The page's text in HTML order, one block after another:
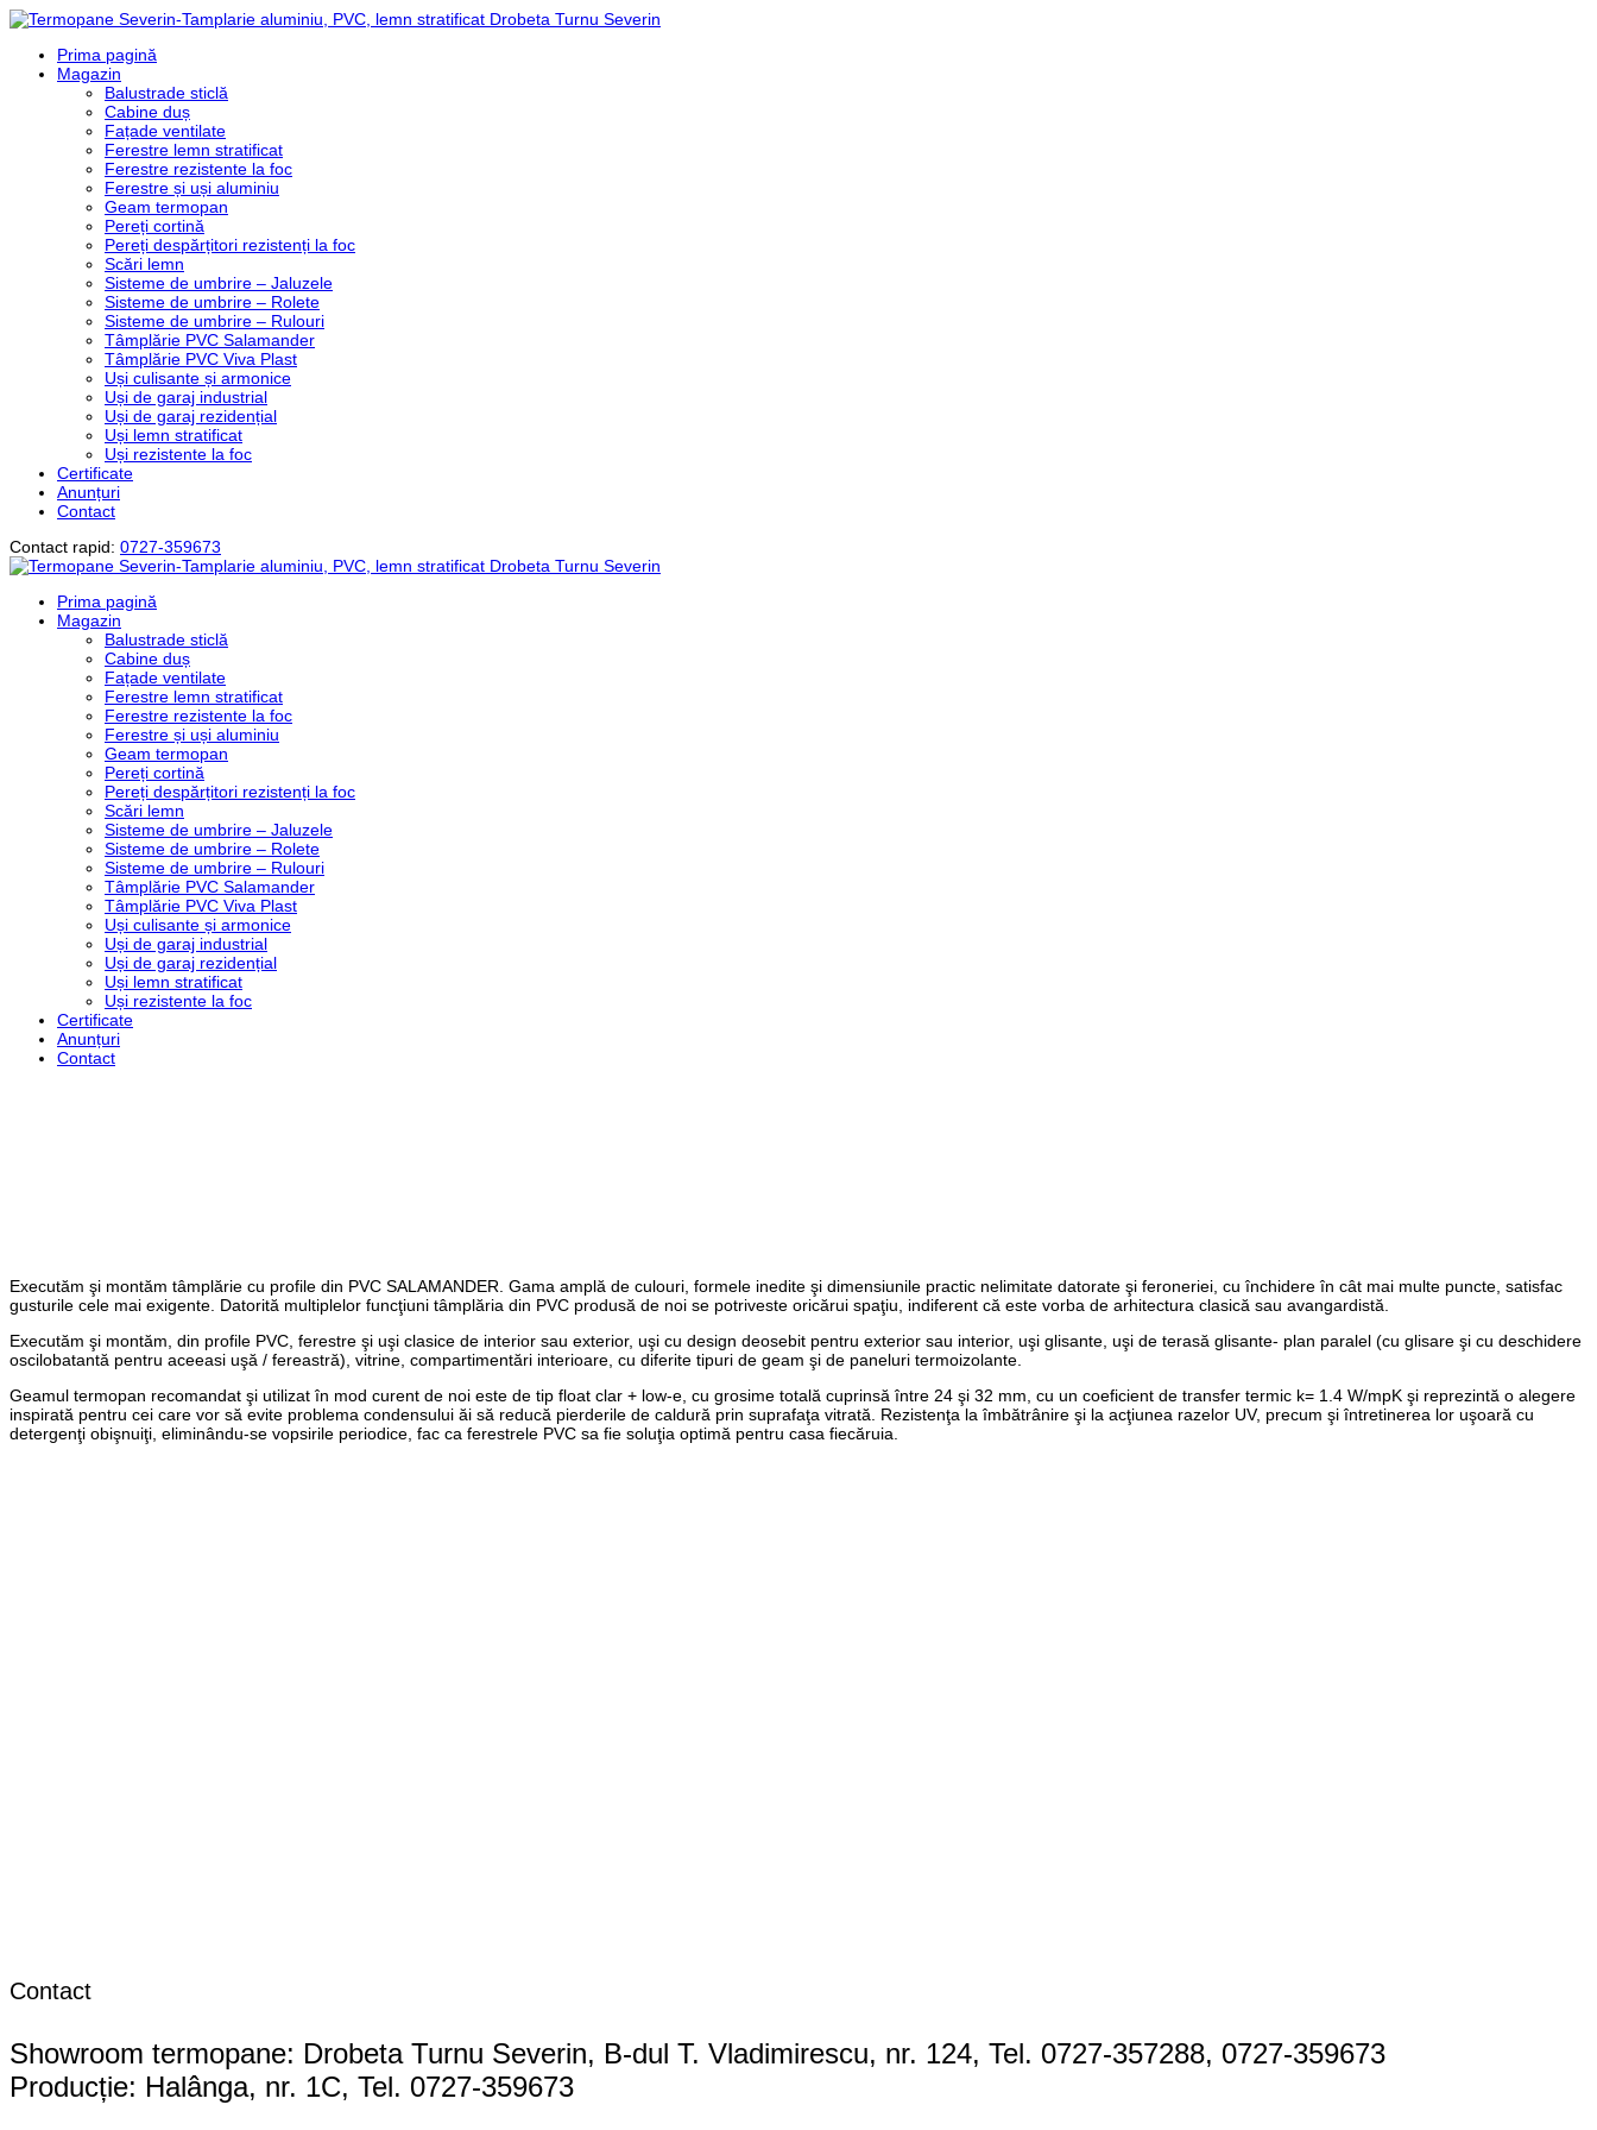
Prima pagină
Magazin
Balustrade sticlă
Cabine duș
Fațade ventilate
Ferestre lemn stratificat
Ferestre rezistente la foc
Ferestre și uși aluminiu
Geam termopan
Pereți cortină
Pereți despărțitori rezistenți la foc
Scări lemn
Sisteme de umbrire – Jaluzele
Sisteme de umbrire – Rolete
Sisteme de umbrire – Rulouri
Tâmplărie PVC Salamander
Tâmplărie PVC Viva Plast
Uși culisante și armonice
Uși de garaj industrial
Uși de garaj rezidențial
Uși lemn stratificat
Uși rezistente la foc
Certificate
Anunțuri
Contact
Contact rapid: 0727-359673
Prima pagină
Magazin
Balustrade sticlă
Cabine duș
Fațade ventilate
Ferestre lemn stratificat
Ferestre rezistente la foc
Ferestre și uși aluminiu
Geam termopan
Pereți cortină
Pereți despărțitori rezistenți la foc
Scări lemn
Sisteme de umbrire – Jaluzele
Sisteme de umbrire – Rolete
Sisteme de umbrire – Rulouri
Tâmplărie PVC Salamander
Tâmplărie PVC Viva Plast
Uși culisante și armonice
Uși de garaj industrial
Uși de garaj rezidențial
Uși lemn stratificat
Uși rezistente la foc
Certificate
Anunțuri
Contact
Executăm şi montăm tâmplărie cu profile din PVC SALAMANDER. Gama amplă de culouri, formele inedite şi dimensiunile practic nelimitate datorate şi feroneriei, cu închidere în cât mai multe puncte, satisfac
gusturile cele mai exigente. Datorită multiplelor funcţiuni tâmplăria din PVC produsă de noi se potriveste oricărui spaţiu, indiferent că este vorba de arhitectura clasică sau avangardistă.
Executăm şi montăm, din profile PVC, ferestre şi uşi clasice de interior sau exterior, uşi cu design deosebit pentru exterior sau interior, uşi glisante, uşi de terasă glisante- plan paralel (cu glisare şi cu deschidere
oscilobatantă pentru aceeasi uşă / fereastră), vitrine, compartimentări interioare, cu diferite tipuri de geam şi de paneluri termoizolante.
Geamul termopan recomandat şi utilizat în mod curent de noi este de tip float clar + low-e, cu grosime totală cuprinsă între 24 şi 32 mm, cu un coeficient de transfer termic k= 1.4 W/mpK şi reprezintă o alegere
inspirată pentru cei care vor să evite problema condensului ăi să reducă pierderile de caldură prin suprafaţa vitrată. Rezistenţa la îmbătrânire şi la acţiunea razelor UV, precum şi întretinerea lor uşoară cu
detergenţi obişnuiţi, eliminându-se vopsirile periodice, fac ca ferestrele PVC sa fie soluţia optimă pentru casa fiecăruia.
Contact
Showroom termopane: Drobeta Turnu Severin, B-dul T. Vladimirescu, nr. 124, Tel. 0727-357288, 0727-359673
Producție: Halânga, nr. 1C, Tel. 0727-359673